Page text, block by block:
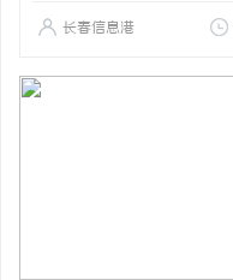
长春信息港